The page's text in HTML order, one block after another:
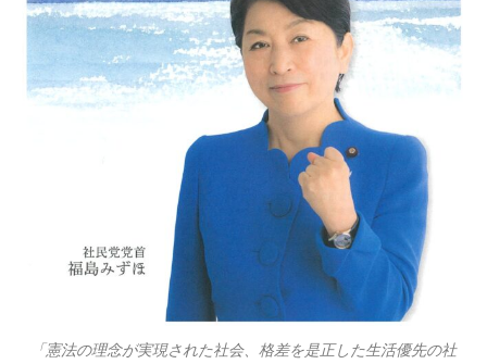
「憲法の理念が実現された社会、格差を是正した生活優先の社